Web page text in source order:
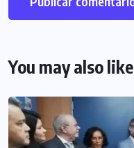
You may also like